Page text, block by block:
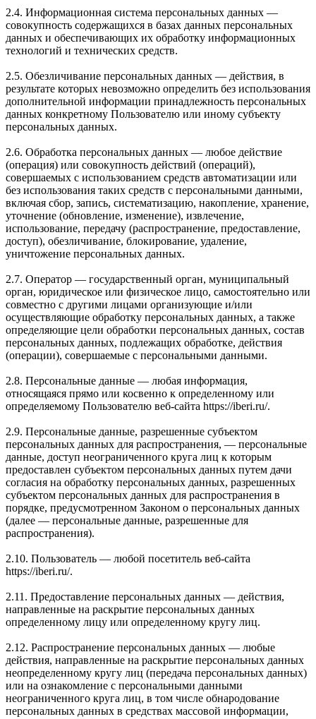
2.4. Информационная система персональных данных —
совокупность содержащихся в базах данных персональных
данных и обеспечивающих их обработку информационных
технологий и технических средств.
2.5. Обезличивание персональных данных — действия, в
результате которых невозможно определить без использования
дополнительной информации принадлежность персональных
данных конкретному Пользователю или иному субъекту
персональных данных.
2.6. Обработка персональных данных — любое действие
(операция) или совокупность действий (операций),
совершаемых с использованием средств автоматизации или
без использования таких средств с персональными данными,
включая сбор, запись, систематизацию, накопление, хранение,
уточнение (обновление, изменение), извлечение,
использование, передачу (распространение, предоставление,
доступ), обезличивание, блокирование, удаление,
уничтожение персональных данных.
2.7. Оператор — государственный орган, муниципальный
орган, юридическое или физическое лицо, самостоятельно или
совместно с другими лицами организующие и/или
осуществляющие обработку персональных данных, а также
определяющие цели обработки персональных данных, состав
персональных данных, подлежащих обработке, действия
(операции), совершаемые с персональными данными.
2.8. Персональные данные — любая информация,
относящаяся прямо или косвенно к определенному или
определяемому Пользователю веб-сайта https://iberi.ru/.
2.9. Персональные данные, разрешенные субъектом
персональных данных для распространения, — персональные
данные, доступ неограниченного круга лиц к которым
предоставлен субъектом персональных данных путем дачи
согласия на обработку персональных данных, разрешенных
субъектом персональных данных для распространения в
порядке, предусмотренном Законом о персональных данных
(далее — персональные данные, разрешенные для
распространения).
2.10. Пользователь — любой посетитель веб-сайта
https://iberi.ru/.
2.11. Предоставление персональных данных — действия,
направленные на раскрытие персональных данных
определенному лицу или определенному кругу лиц.
2.12. Распространение персональных данных — любые
действия, направленные на раскрытие персональных данных
неопределенному кругу лиц (передача персональных данных)
или на ознакомление с персональными данными
неограниченного круга лиц, в том числе обнародование
персональных данных в средствах массовой информации,